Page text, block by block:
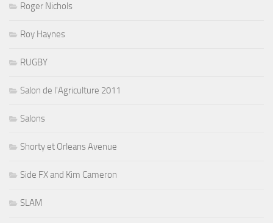
Roger Nichols
Roy Haynes
RUGBY
Salon de l'Agriculture 2011
Salons
Shorty et Orleans Avenue
Side FX and Kim Cameron
SLAM